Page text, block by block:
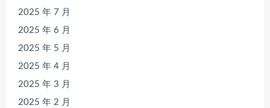
2025 年 7 月
2025 年 6 月
2025 年 5 月
2025 年 4 月
2025 年 3 月
2025 年 2 月